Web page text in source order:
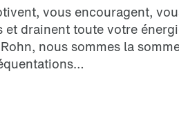
vous encouragent,
drainent toute votre
nous sommes la